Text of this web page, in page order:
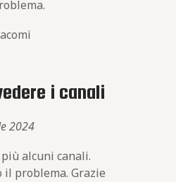
i canali
2024
alcuni canali.
il problema. Grazie